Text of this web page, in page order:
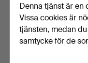
Denna tjänst är en
Vissa cookies är
tjänsten, medan
samtycke för de